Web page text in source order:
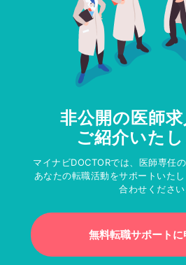
非公開の医師
ご紹介いたし
マイナビDOCTORでは、医師専任
あなたの転職活動をサポートいた
合わせください
無料転職サポートに